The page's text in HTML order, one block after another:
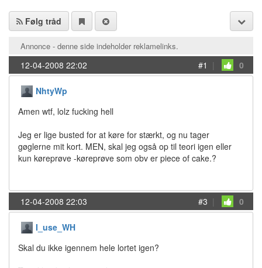
Følg tråd
Annonce - denne side indeholder reklamelinks.
12-04-2008 22:02 #1 | 0
NhtyWp
Amen wtf, lolz fucking hell
Jeg er lige busted for at køre for stærkt, og nu tager
gøglerne mit kort. MEN, skal jeg også op til teori igen eller
kun køreprøve -køreprøve som obv er piece of cake.?
12-04-2008 22:03 #3 | 0
I_use_WH
Skal du ikke igennem hele lortet igen?